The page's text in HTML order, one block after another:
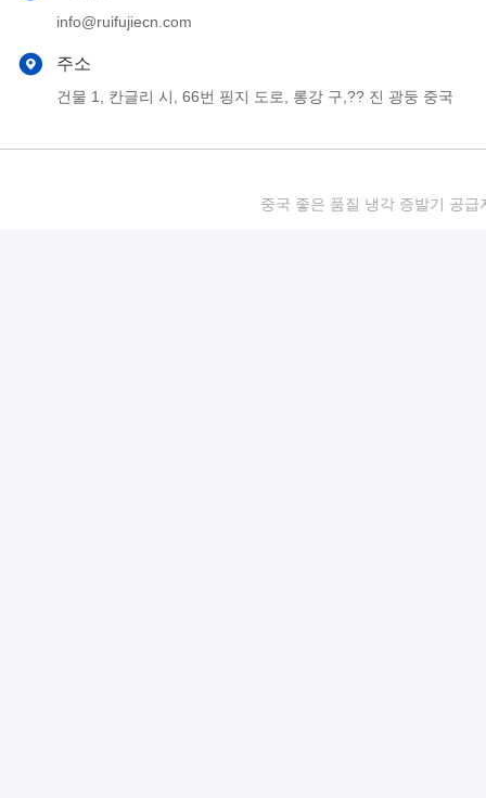
info@ruifujiecn.com
주소
건물 1, 칸글리 시, 66번 핑지 도로, 롱강 구,?? 진 광둥 중국
중국 좋은 품질 냉각 증발기 공